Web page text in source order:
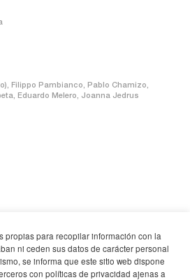
Filippo Pambianco, Pablo Chamizo,
Eduardo Melero, Joanna Jedrus
propias para recopilar información con la
ni ceden sus datos de carácter personal
se informa que este sitio web dispone
con políticas de privacidad ajenas a